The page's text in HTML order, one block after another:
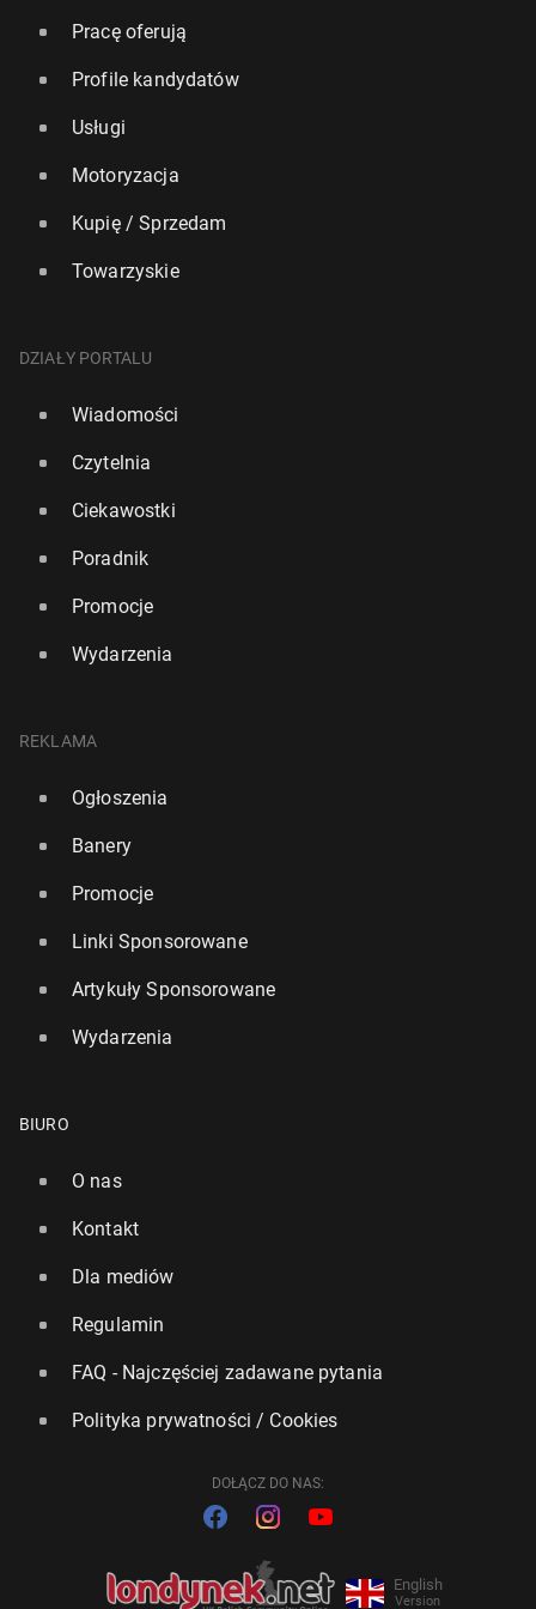
Pracę oferują
Profile kandydatów
Usługi
Motoryzacja
Kupię / Sprzedam
Towarzyskie
DZIAŁY PORTALU
Wiadomości
Czytelnia
Ciekawostki
Poradnik
Promocje
Wydarzenia
REKLAMA
Ogłoszenia
Banery
Promocje
Linki Sponsorowane
Artykuły Sponsorowane
Wydarzenia
BIURO
O nas
Kontakt
Dla mediów
Regulamin
FAQ - Najczęściej zadawane pytania
Polityka prywatności / Cookies
DOŁĄCZ DO NAS:
English
Version